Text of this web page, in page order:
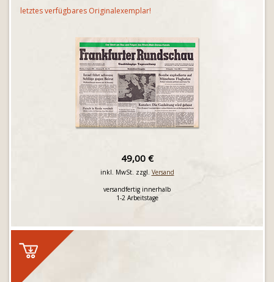
letztes verfügbares Originalexemplar!
49,00 €
inkl. MwSt. zzgl. Versand
versandfertig innerhalb
1-2 Arbeitstage